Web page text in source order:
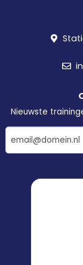
Nieuwste